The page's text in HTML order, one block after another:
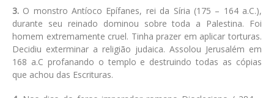
3. O monstro Antíoco Epífanes, rei da Síria (175 – 164 a.C.),
durante seu reinado dominou sobre toda a Palestina. Foi
homem extremamente cruel. Tinha prazer em aplicar torturas.
Decidiu exterminar a religião judaica. Assolou Jerusalém em
168 a.C profanando o templo e destruindo todas as cópias
que achou das Escrituras.